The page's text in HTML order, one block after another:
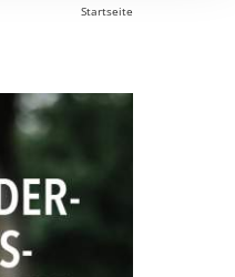
Startseite